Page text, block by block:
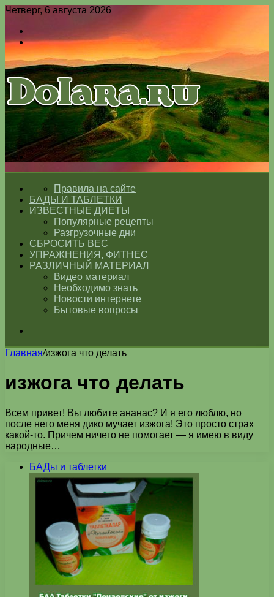
Четверг, 6 августа 2026
Switch
skin
Меню
Switch
ГЛАВНАЯПравила на сайте
БАДЫ И ТАБЛЕТКИ
ИЗВЕСТНЫЕ ДИЕТЫ
Популярные рецепты
Разгрузочные дни
СБРОСИТЬ ВЕС
УПРАЖНЕНИЯ, ФИТНЕС
РАЗЛИЧНЫЙ МАТЕРИАЛ
Видео материал
Необходимо знать
Новости интернете
Бытовые вопросы
Главная/изжога что делать
изжога что делать
Всем привет! Вы любите ананас? И я его люблю, но
после него меня дико мучает изжога! Это просто страх
какой-то. Причем ничего не помогает — я имею в виду
народные…
БАДы и таблетки